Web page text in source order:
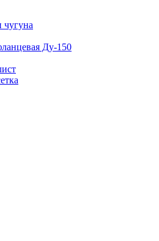
чугуна
Ду-150